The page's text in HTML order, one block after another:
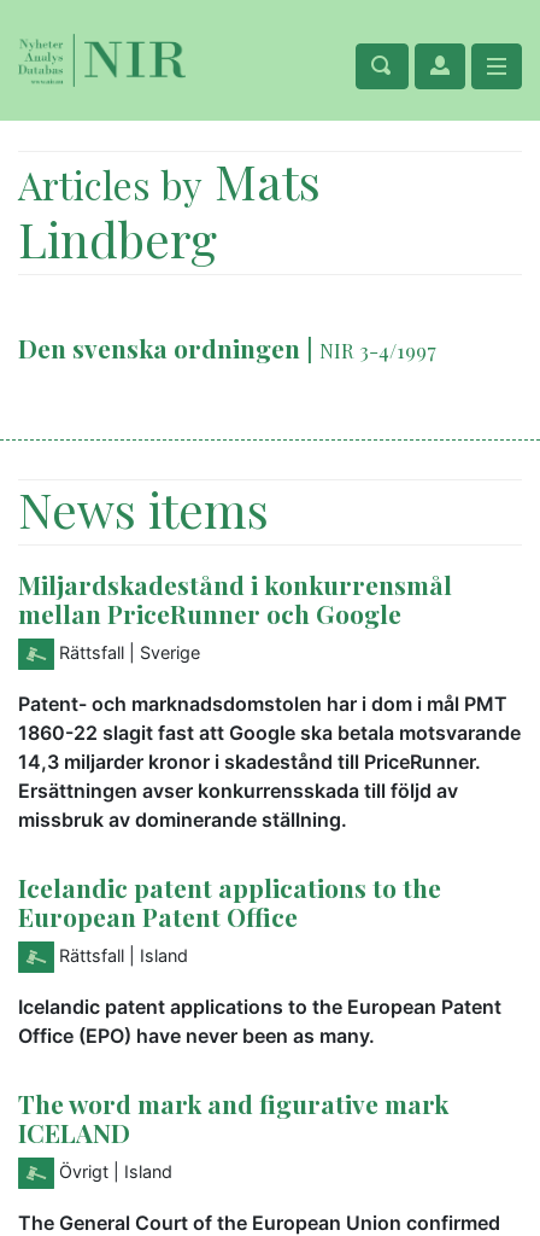
Articles by Mats
Lindberg
Den svenska ordningen | NIR 3-4/1997
News items
Miljardskadestånd i konkurrensmål
mellan PriceRunner och Google
Rättsfall | Sverige
Patent- och marknadsdomstolen har i dom i mål PMT
1860-22 slagit fast att Google ska betala motsvarande
14,3 miljarder kronor i skadestånd till PriceRunner.
Ersättningen avser konkurrensskada till följd av
missbruk av dominerande ställning.
Icelandic patent applications to the
European Patent Office
Rättsfall | Island
Icelandic patent applications to the European Patent
Office (EPO) have never been as many.
The word mark and figurative mark
ICELAND
Övrigt | Island
The General Court of the European Union confirmed